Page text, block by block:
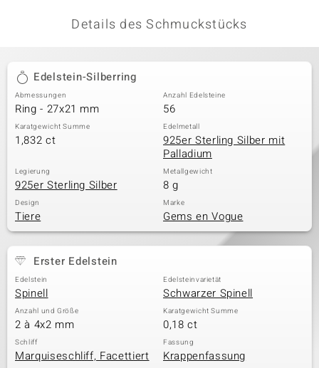
Classics
Details des Schmuckstücks
Edelstein-Silberring
Abmessungen
Ring - 27x21 mm
Anzahl Edelsteine
56
Karatgewicht Summe
1,832 ct
Edelmetall
925er Sterling Silber mit
Palladium
Legierung
925er Sterling Silber
Metallgewicht
8 g
Design
Tiere
Marke
Gems en Vogue
Erster Edelstein
Edelstein
Spinell
Edelsteinvarietät
Schwarzer Spinell
Anzahl und Größe
2 à 4x2 mm
Karatgewicht Summe
0,18 ct
Schliff
Marquiseschliff, Facettiert
Fassung
Krappenfassung